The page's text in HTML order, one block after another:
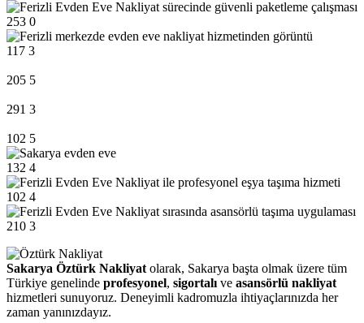
253 0
117 3
205 5
291 3
102 5
132 4
102 4
210 3
Sakarya Öztürk Nakliyat olarak, Sakarya başta olmak üzere tüm
Türkiye genelinde profesyonel, sigortalı ve asansörlü nakliyat
hizmetleri sunuyoruz. Deneyimli kadromuzla ihtiyaçlarınızda her
zaman yanınızdayız.